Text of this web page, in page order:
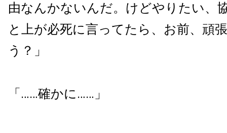
由なんかないんだ。けどやりたい、
と上が必死に言ってたら、お前、頑
う？」
「……確かに……」